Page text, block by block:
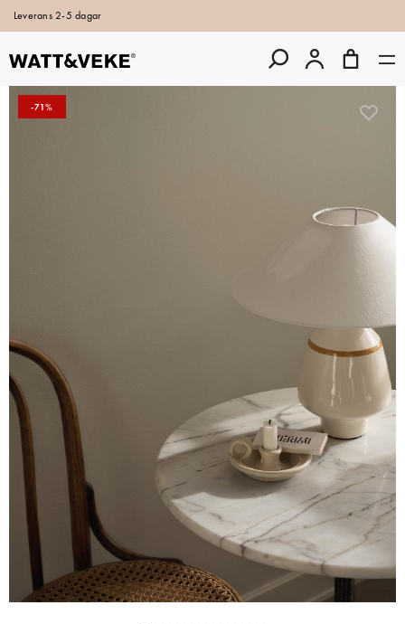
Leverans 2-5 dagar
-71%